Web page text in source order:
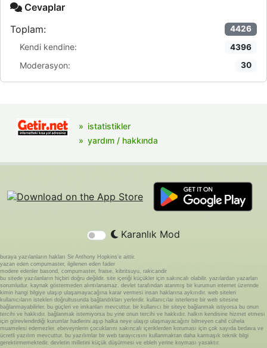
Cevaplar
Toplam:
4426
Kendi kendine: 4396
Moderasyon: 30
istatistikler
yardım / hakkında
Karanlık Mod
buraya yazılanların hakları Sir Anthony Hopkins'e aittir.
yazan eden compumaster, ilgilenen eden fader
modere edenler basond, compumaster, fraise, kibritsuyu, rakicandir
bu sitede yazılanların hiçbiri doğru değildir. site içeriği küçükler için sakıncalı olabilir. yazılardan yazarları
sorumludur. kaynak göstermeden alıntılanamaz. devlet tarafından atanmış bir kurumun internet üzerinde
kimin hangi bilgiye ulaşıp ulaşamayacağına karar vermesi insan haklarına aykırıdır. web siteleri
kullanıcıların istekleri doğrultusunda bağlandıkları yerlerdir. kullanıcılar isterlerse bir web sitesine
bağlanmayabilirler. bu güçleri ve imkanları mevcuttur. bir kullanıcı bir siteye bağlanmak istiyorsa bu onun
tercihi ve hakkıdır. bağlanmak istemiyorsa bu yine onun tercihi ve hakkıdır. halkın kendisine hizmet etmesi
için görevlendirdiği kurumlar hadlerini aşıp halka neye ulaşıp ulaşmayacağını bilmeyen cahil cühela
muamelesi edemezler. ebeveynlerin çocuklarını sakıncalı içeriklerden koruması için çok sayıda bedava ve
ücretli yazılım mevcuttur. bu yazılımlar bir web tarayıcısını kullanmaktan daha karmaşık teknik bilgi
gerektirmemektedir. devletin milletini küçük düşürmesi ve ebleh yerine koyması yasaktır.